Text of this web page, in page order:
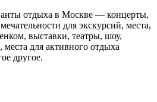
отдыха в Москве — концерты,
для экскурсий, места,
выставки, театры, шоу,
для активного отдыха
другое.